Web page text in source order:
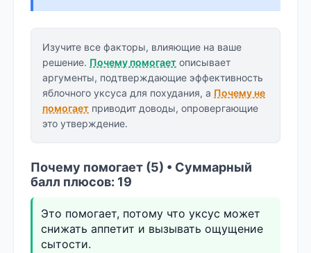
Изучите все факторы, влияющие на ваше
решение. Почему помогает описывает
аргументы, подтверждающие эффективность
яблочного уксуса для похудания, а Почему не
помогает приводит доводы, опровергающие
это утверждение.
Почему помогает (5) • Суммарный
балл плюсов: 19
Это помогает, потому что уксус может
снижать аппетит и вызывать ощущение
сытости.